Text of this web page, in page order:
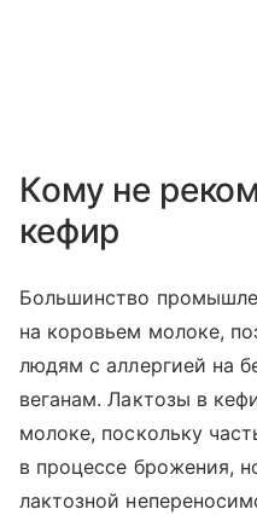
Кому не
кефир
Большинство
на коровьем молоке,
людям с аллергией на
веганам. Лактозы в
молоке, поскольку
в процессе брожения,
лактозной